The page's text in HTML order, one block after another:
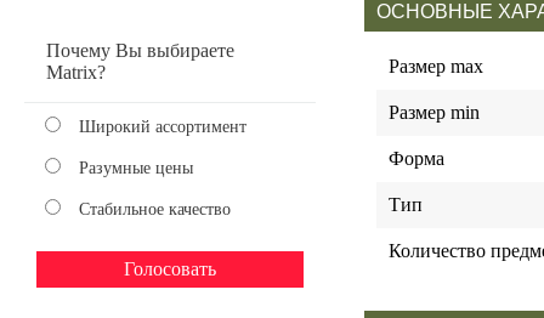
Почему Вы выбираете
Matrix?
Широкий ассортимент
Разумные цены
Стабильное качество
ОСНОВНЫЕ
Размер max
Размер min
Форма
Тип
Количество